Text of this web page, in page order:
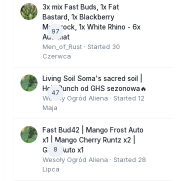
97
3x mix Fast Buds, 1x Fat
Bastard, 1x Blackberry
Moonrock, 1x White Rhino - 6x
Automat
Men_of_Rust · Started 30
Czerwca
47
Living Soil Soma's sacred soil |
Holy Punch od GHS sezonowa🔥
Wesoły Ogród Aliena · Started 12
Maja
8
Fast Bud42 | Mango Frost Auto
x1 | Mango Cherry Runtz x2 |
GMO Auto x1
Wesoły Ogród Aliena · Started 28
Lipca